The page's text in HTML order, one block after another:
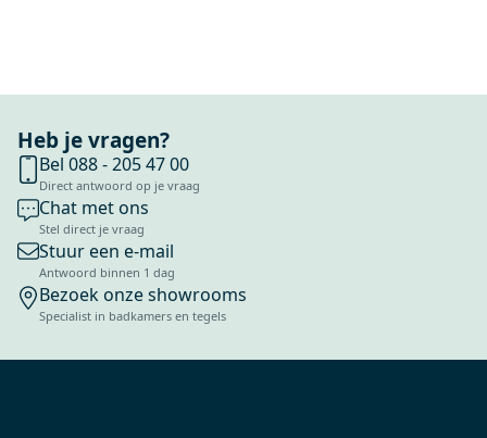
Heb je vragen?
Bel 088 - 205 47 00
Direct antwoord op je vraag
Chat met ons
Stel direct je vraag
Stuur een e-mail
Antwoord binnen 1 dag
Bezoek onze showrooms
Specialist in badkamers en tegels